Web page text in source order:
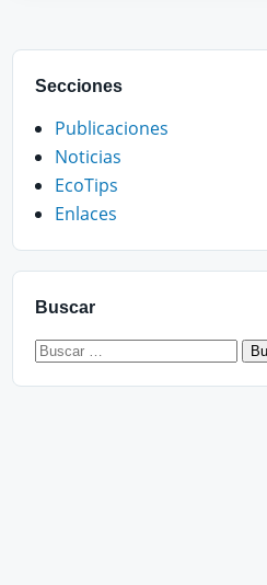
Secciones
Publicaciones
Noticias
EcoTips
Enlaces
Buscar
Buscar: